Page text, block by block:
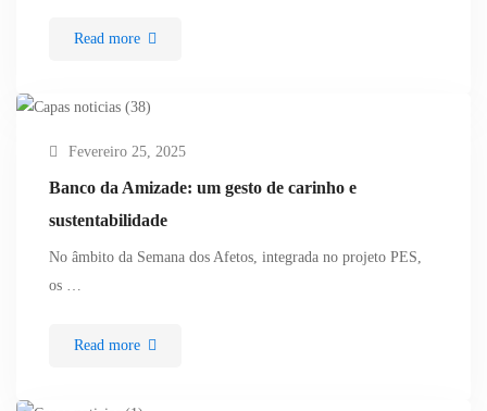
Read more
Fevereiro 25, 2025
Banco da Amizade: um gesto de carinho e
sustentabilidade
No âmbito da Semana dos Afetos, integrada no projeto PES,
os …
Read more